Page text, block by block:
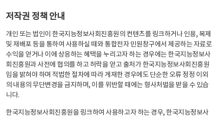
저작권 정책 안내
개인 또는 법인이 한국지능정보사회진흥원의 컨텐츠를 링크하거나 인용, 복제
및 재배포 등을 통하여 사용하실 때와 통합전자 민원창구에서 제공하는 자료로
수익을 얻거나 이에 상응하는 혜택을 누리고자 하는 경우에는 한국지능정보사
회진흥원과 사전에 협의를 하고 허락을 얻고 출처가 한국지능정보사회진흥원
임을 밝혀야 하며 적법한 절차에 따라 게재한 경우에도 단순한 오류 정정 이외
의 내용의 무단변경을 금지하며, 이를 위반할 때에는 형사처벌을 받을 수 있습
니다.
한국지능정보사회진흥원을 링크하여 사용하고자 하는 경우, 한국지능정보사